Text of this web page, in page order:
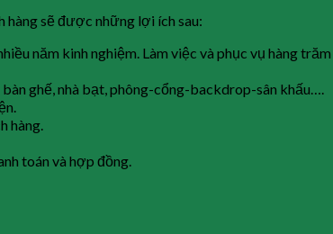
hàng sẽ được những lợi ích sau:
năm kinh nghiệm. Làm việc và phục vụ hàng
ghế, nhà bạt, phông-cổng-backdrop-sân khấu….
hàng.
toán và hợp đồng.